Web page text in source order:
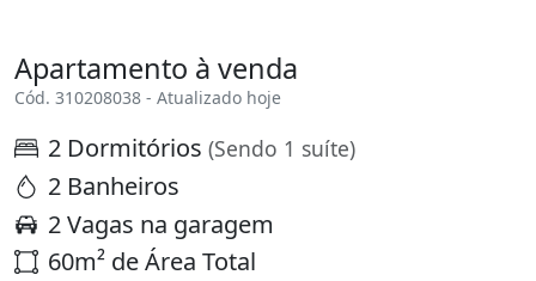
Apartamento à venda
Cód. 310208038 - Atualizado hoje
2 Dormitórios (Sendo 1 suíte)
2 Banheiros
2 Vagas na garagem
60m² de Área Total